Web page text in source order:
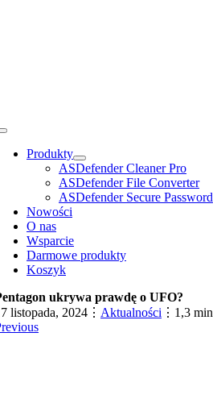
Toggle
NavigationProdukty
ASDefender Cleaner Pro
ASDefender File Converter
ASDefender Secure Password
Nowości
O nas
Wsparcie
Darmowe produkty
Koszyk
ukrywa prawdę o UFO?
listopada, 2024 ⋮ Aktualności ⋮ 1,3 min